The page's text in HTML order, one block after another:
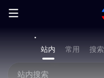
站内 常用 搜索